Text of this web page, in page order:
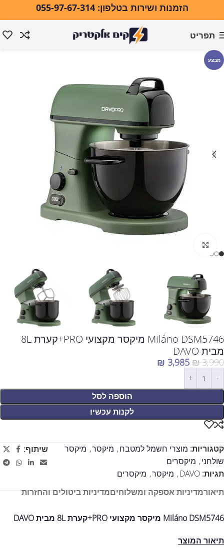
הזמנות ושירות בטלפון: 055-97-67-314
תפריט
עמוד הבית מוצרי חשמל למטבח מיקסר שולחני
Miláno DSM5746 מיקסר מקצועי PRO+קערת 8L
מבית DAVO
₪3,990
₪ 3,985
הוספה לסל
לקנות עכשיו
קטגוריות: מוצרי חשמל למטבח, מיקסר, מיקסר
שולחני, מיקסרים
תגיות: DAVO
, מיקסר, מיקסרים
שיתוף:
תיאורמדיניות אספקה ומשלוחיםמדיניות ביטולים והחזרות
Miláno DSM5746 מיקסר מקצועי PRO+קערת 8L מבית DAVO
תיאור המוצר
מבצע